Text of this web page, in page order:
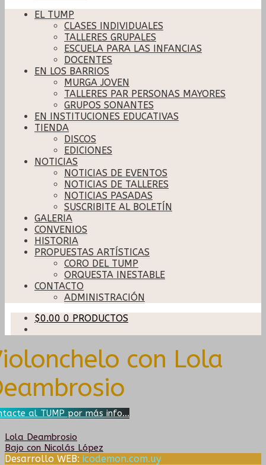
EL TUMP
CLASES INDIVIDUALES
TALLERES GRUPALES
ESCUELA PARA LAS INFANCIAS
DOCENTES
EN LOS BARRIOS
MURGA JOVEN
TALLERES PAR PERSONAS MAYORES
GRUPOS SONANTES
EN INSTITUCIONES EDUCATIVAS
TIENDA
DISCOS
EDICIONES
NOTICIAS
NOTICIAS DE EVENTOS
NOTICIAS DE TALLERES
NOTICIAS PASADAS
SUSCRIBITE AL BOLETÍN
GALERIA
CONVENIOS
HISTORIA
PROPUESTAS ARTÍSTICAS
CORO DEL TUMP
ORQUESTA INESTABLE
CONTACTO
ADMINISTRACIÓN
$0.00 0 PRODUCTOS
con Lola
al TUMP por más info...
Navegación
Anterior:
Lola Deambrosio
Siguiente:
Bajo con Nicolás López
Desarrollo WEB: icodemon.com.uy